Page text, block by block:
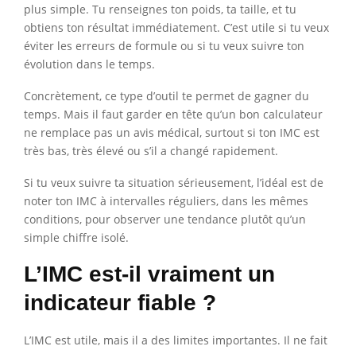
plus simple. Tu renseignes ton poids, ta taille, et tu
obtiens ton résultat immédiatement. C’est utile si tu veux
éviter les erreurs de formule ou si tu veux suivre ton
évolution dans le temps.
Concrètement, ce type d’outil te permet de gagner du
temps. Mais il faut garder en tête qu’un bon calculateur
ne remplace pas un avis médical, surtout si ton IMC est
très bas, très élevé ou s’il a changé rapidement.
Si tu veux suivre ta situation sérieusement, l’idéal est de
noter ton IMC à intervalles réguliers, dans les mêmes
conditions, pour observer une tendance plutôt qu’un
simple chiffre isolé.
L’IMC est-il vraiment un
indicateur fiable ?
L’IMC est utile, mais il a des limites importantes. Il ne fait